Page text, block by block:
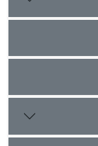
عمل مدیریت
جهت ساماندهی